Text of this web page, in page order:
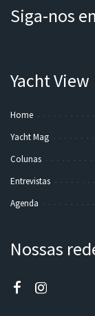
Siga-nos
Yacht View
Home
Yacht Mag
Colunas
Entrevistas
Agenda
Nossas